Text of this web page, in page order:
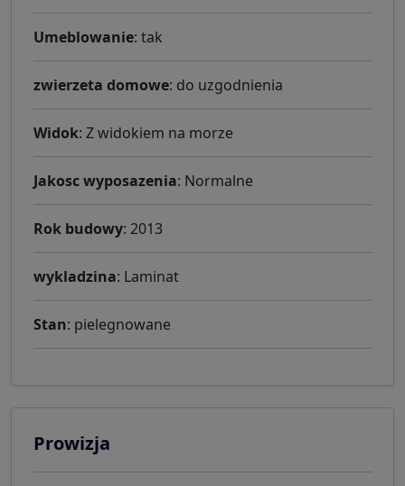
Umeblowanie: tak
zwierzeta domowe: do uzgodnienia
Widok: Z widokiem na morze
Jakosc wyposazenia: Normalne
Rok budowy: 2013
wykladzina: Laminat
Stan: pielegnowane
Prowizja